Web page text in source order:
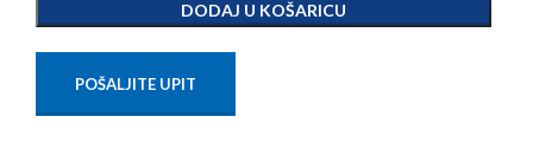
DODAJ U KOŠARICU
POŠALJITE UPIT